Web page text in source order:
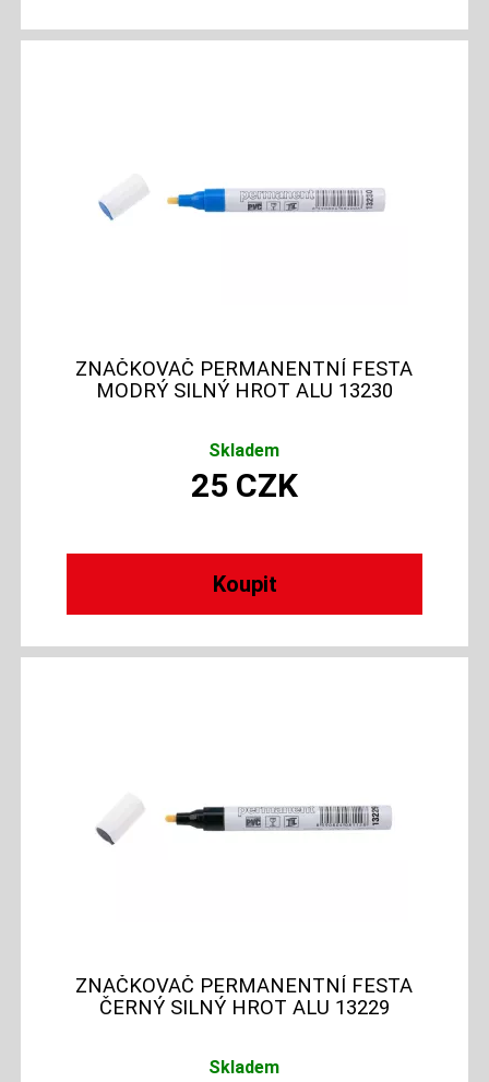
ZNAČKOVAČ PERMANENTNÍ FESTA
MODRÝ SILNÝ HROT ALU 13230
Skladem
25 CZK
ZNAČKOVAČ PERMANENTNÍ FESTA
ČERNÝ SILNÝ HROT ALU 13229
Skladem